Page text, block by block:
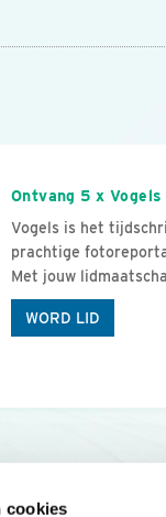
cookies
Ontvang 5 x
Vogels is het
prachtige
Met jouw
WORD LID